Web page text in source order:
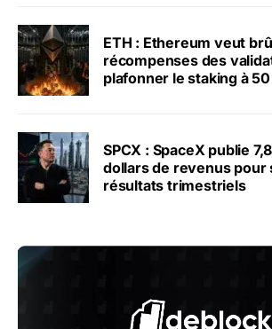
ETH : Ethereum veut
récompenses des
plafonner le staking à
SPCX : SpaceX publie
dollars de revenus pour
résultats trimestriels